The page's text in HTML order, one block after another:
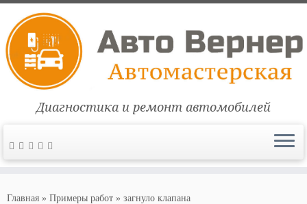
Диагностика и ремонт автомобилей
Главная » Примеры работ » загнуло клапана